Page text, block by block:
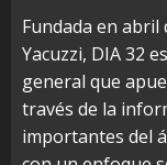
Fundada en
Yacuzzi, DIA 32
general que
través de la
importantes del